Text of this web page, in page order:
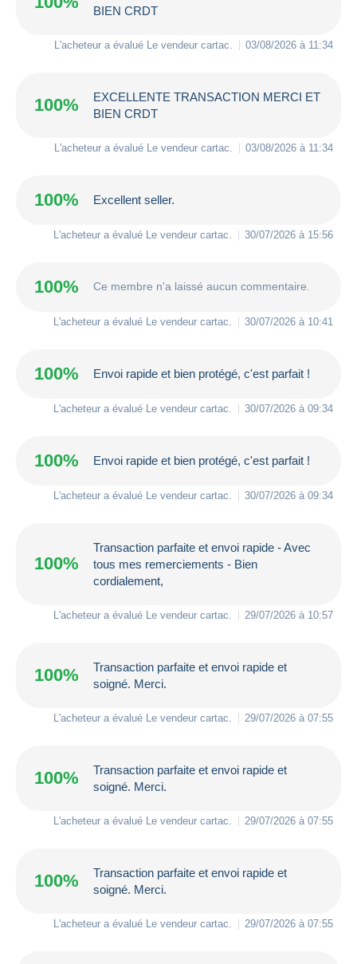
BIEN CRDT
L'acheteur a évalué Le vendeur cartac 03/08/2026 à 11:34
100%
EXCELLENTE TRANSACTION MERCI ET
BIEN CRDT
L'acheteur a évalué Le vendeur cartac 03/08/2026 à 11:34
100% Excellent seller.
L'acheteur a évalué Le vendeur cartac 30/07/2026 à 15:56
100% Ce membre n'a laissé aucun commentaire.
L'acheteur a évalué Le vendeur cartac 30/07/2026 à 10:41
100% Envoi rapide et bien protégé, c'est parfait !
L'acheteur a évalué Le vendeur cartac 30/07/2026 à 09:34
100% Envoi rapide et bien protégé, c'est parfait !
L'acheteur a évalué Le vendeur cartac 30/07/2026 à 09:34
100%
Transaction parfaite et envoi rapide - Avec
tous mes remerciements - Bien
cordialement,
L'acheteur a évalué Le vendeur cartac 29/07/2026 à 10:57
100%
Transaction parfaite et envoi rapide et
soigné. Merci.
L'acheteur a évalué Le vendeur cartac 29/07/2026 à 07:55
100%
Transaction parfaite et envoi rapide et
soigné. Merci.
L'acheteur a évalué Le vendeur cartac 29/07/2026 à 07:55
100%
Transaction parfaite et envoi rapide et
soigné. Merci.
L'acheteur a évalué Le vendeur cartac 29/07/2026 à 07:55